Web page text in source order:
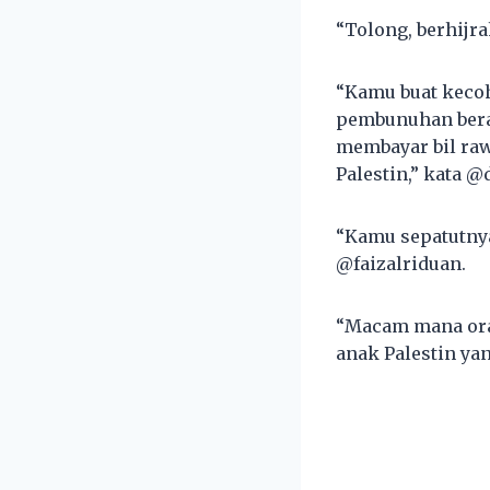
“Tolong,
“Kamu buat
pembunuhan
membayar bil
Palestin,” kata
“Kamu
@faizalriduan.
“Macam mana
anak Palestin